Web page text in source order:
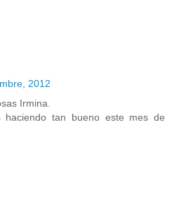
2012
Irmina.
haciendo tan bueno este mes de